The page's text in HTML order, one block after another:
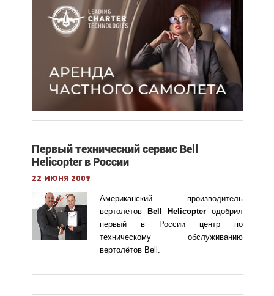
Первый технический сервис Bell
Helicopter в России
22 июня 2009
Американский производитель
вертолётовBell Helicopterодобрил
первый в России центр по
техническому обслуживанию
вертолётов Bell.